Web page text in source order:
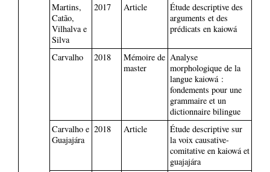
Martins,
Catão,
Vilhalva e
Silva
2017 Article
Étude descriptive des
arguments et des
prédicats en kaiowá
Carvalho 2018
Mémoire de
master
Analyse
morphologique de la
langue kaiowá :
fondements pour une
grammaire et un
dictionnaire bilingue
Carvalho e
Guajajára
2018 Article
Étude descriptive sur
la voix causative-
comitative en kaiowá et
guajajára